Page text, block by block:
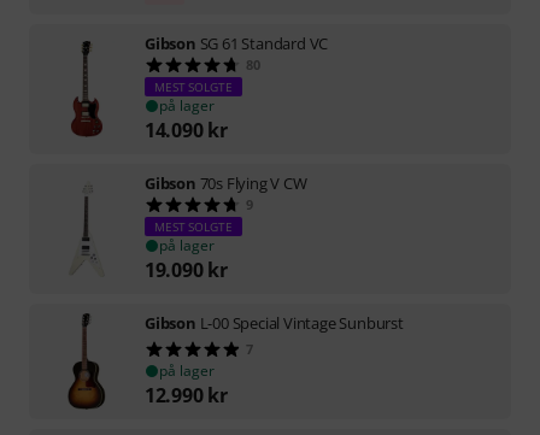
Gibson SG 61 Standard VC
80
MEST SOLGTE
på lager
14.090 kr
Gibson 70s Flying V CW
9
MEST SOLGTE
på lager
19.090 kr
Gibson L-00 Special Vintage Sunburst
7
på lager
12.990 kr